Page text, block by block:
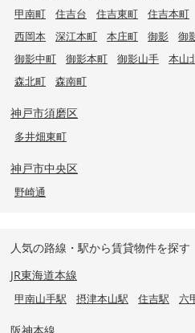
甲南町
住吉台 住吉東町 住吉本町
西岡本
深江本町 本庄町 御影 御
御影中町
御影本町 御影山手 本山
森北町
森南町
神戸市須磨区
多井畑東町
神戸市中央区
野崎通
人気の路線・駅から賃貸物件を探す
JR東海道本線
甲南山手駅 摂津本山駅 住吉駅 六
阪神本線